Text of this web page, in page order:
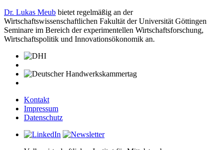
Dr. Lukas Meub bietet regelmäßig an der
Wirtschaftswissenschaftlichen Fakultät der Universität Göttingen
Seminare im Bereich der experimentellen Wirtschaftsforschung,
Wirtschaftspolitik und Innovationsökonomik an.
Kontakt
Impressum
Datenschutz